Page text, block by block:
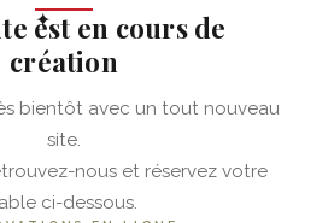
✦
est en cours de
création
bientôt avec un tout nouveau
site.
nous et réservez votre
ci-dessous.